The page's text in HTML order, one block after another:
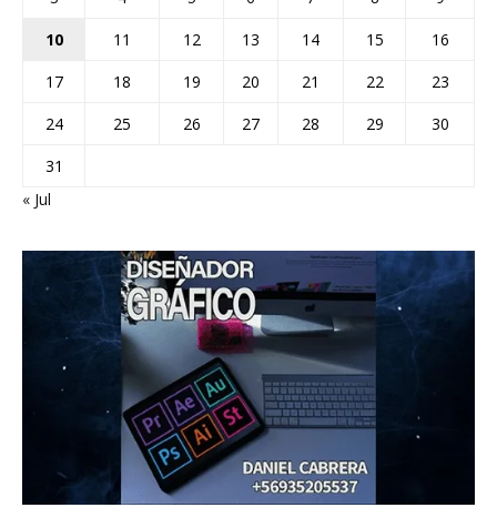
10
11 12 13 14 15
16
17
18 19 20 21 22
23
24
25 26 27 28 29
30
31
« Jul